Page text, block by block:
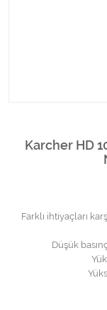
Karcher HD
Farklı ihtiyaçları
Düşük